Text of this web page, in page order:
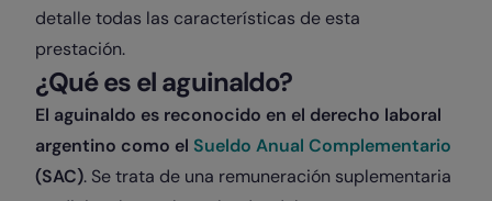
detalle todas las características de esta
prestación.
¿Qué es el aguinaldo?
El aguinaldo es reconocido en el derecho laboral
argentino como el Sueldo Anual Complementario
(SAC). Se trata de una remuneración suplementaria